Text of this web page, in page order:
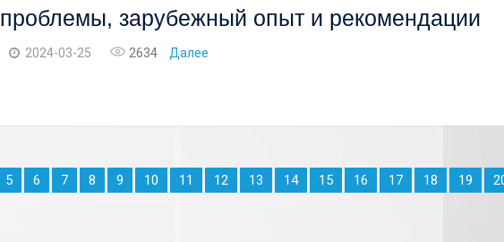
проблемы, зарубежный опыт и рекомендации
2024-03-25 2634 Далее
5 6 7 8 9 10 11 12 13 14 15 16 17 18 19